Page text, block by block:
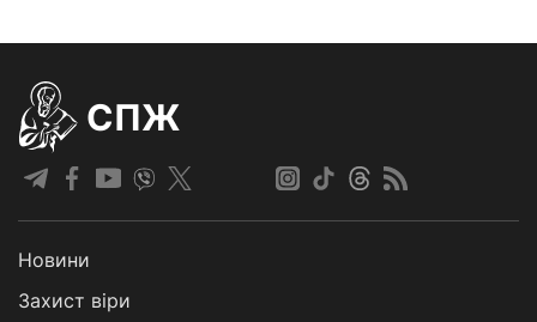
СПЖ
Новини
Захист віри